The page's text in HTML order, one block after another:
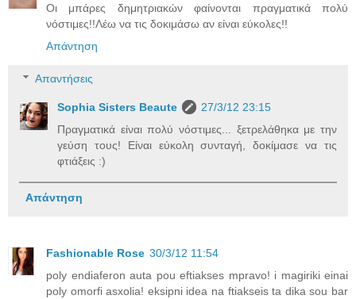
Οι μπάρες δημητριακών φαίνονται πραγματικά πολύ
νόστιμες!!Λέω να τις δοκιμάσω αν είναι εύκολες!!
Απάντηση
Απαντήσεις
Sophia Sisters Beaute
27/3/12 23:15
Πραγματικά είναι πολύ νόστιμες... ξετρελάθηκα με την
γεύση τους! Είναι εύκολη συνταγή, δοκίμασε να τις
φτιάξεις :)
Απάντηση
Fashionable Rose 30/3/12 11:54
poly endiaferon auta pou eftiakses mpravo! i magiriki einai
poly omorfi asxolia! eksipni idea na ftiakseis ta dika sou bar